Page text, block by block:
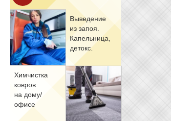
Вы­ве­де­ние
из за­поя.
Ка­пель­ни­ца,
де­токс.
Хим­чист­ка
ков­ров
на до­му/
офи­се